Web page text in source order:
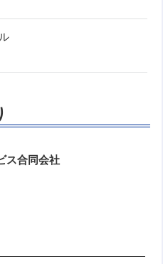
ス合同会社